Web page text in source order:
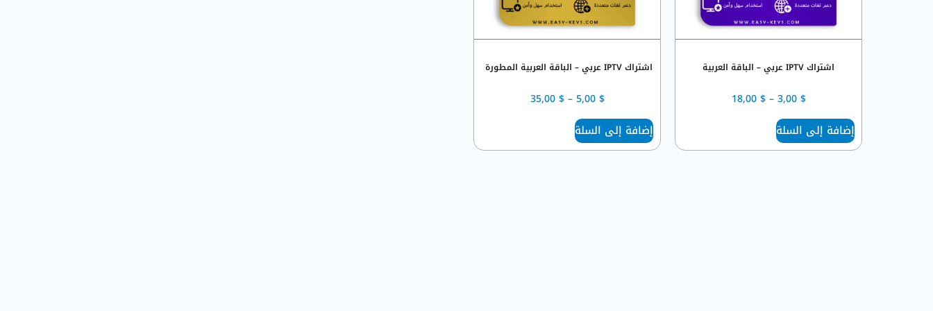
اشتراك IPTV عربي – الباقة العربية
3,00$
–
18,00$
إضافة إلى السلة
اشتراك IPTV عربي – الباقة العربية المطورة
5,00$
–
35,00$
إضافة إلى السلة